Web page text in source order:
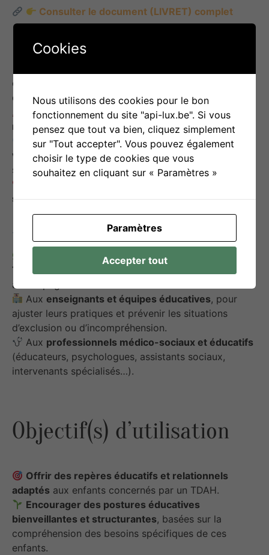
Consulter le document (LIVRET) complet
Ce qu’on y trouve
concernant l’organisation du cadre, la valorisation
des compétences et la gestion des comportements.
Des conseils pourinstaurer des routines, des
règles claires et des attentes réalistes.
Des pistes pouradapter la communication et
valoriser les effortsplutôt que de sanctionner
systématiquement.
soi et soutenir la motivationdes enfants.
À qui s’adresse cette fiche ?
parents et familles d’enfants présentant un
TDAH
, afin d’adapter leur posture et leur
accompagnement.
Auxenseignants et équipes éducatives, pour
ajuster leurs pratiques et prévenir les situations
d’exclusion ou d’incompréhension.
Aux professionnels médico-sociaux et éducatifs
(éducateurs, psychologues, assistants sociaux,
intervenants spécialisés…).
Objectif(s) d’utilisation
Offrir des repères éducatifs et relationnels
adaptés aux enfants concernés par un TDAH.
Encourager des postures éducatives
bienveillantes et structurantes, basées sur la
compréhension des besoins spécifiques de ces
enfants.
Cookies
Nous utilisons des cookies pour le bon
fonctionnement du site "api-lux.be". Si vous
pensez que tout va bien, cliquez simplement
sur "Tout accepter". Vous pouvez également
choisir le type de cookies que vous
souhaitez en cliquant sur « Paramètres »
Paramètres
Accepter tout